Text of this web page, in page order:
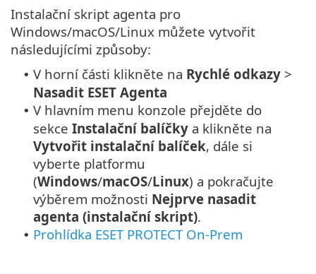
Instalační skript agenta pro
Windows/macOS/Linux můžete vytvořit
následujícími způsoby:
• V horní části klikněte na Rychlé odkazy >
Nasadit ESET Agenta
• V hlavním menu konzole přejděte do
sekce Instalační balíčky a klikněte na
Vytvořit instalační balíček, dále si
vyberte platformu
(Windows/macOS/Linux) a pokračujte
výběrem možnosti Nejprve nasadit
agenta (instalační skript).
• Prohlídka ESET PROTECT On-Prem